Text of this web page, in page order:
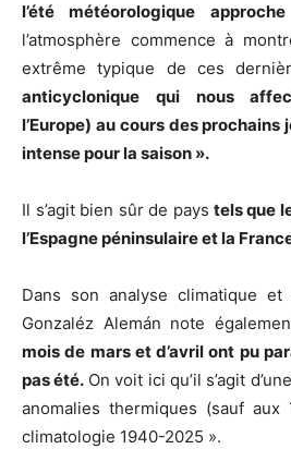
l’été météorologique
l’atmosphère commence à
extrême typique de ces
anticyclonique qui nous
l’Europe) au cours des
intense pour la saison ».
Il s’agit bien sûr de pays tels que
l’Espagne péninsulaire et la
Dans son analyse climatique et
Gonzaléz Alemán note
mois de mars et d’avril ont pu
pas été. On voit ici qu’il s’agit
anomalies thermiques (sauf
climatologie 1940-2025 ».